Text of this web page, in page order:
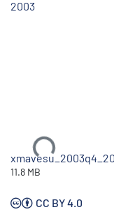
2003
Ladataan...
11.8 MB
CC BY 4.0